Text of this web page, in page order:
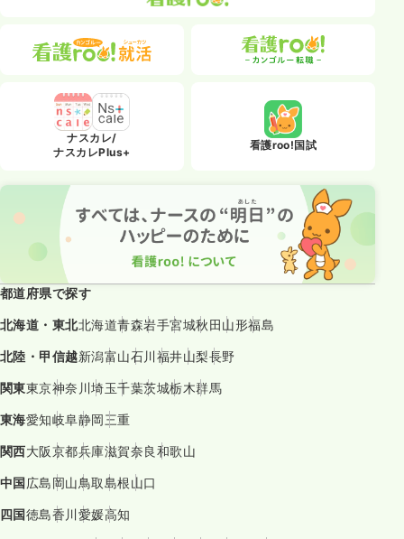
ナスカレ/
ナスカレPlus+
看護roo!国試
都道府県で探す
北海道・東北北海道青森岩手宮城秋田山形福島
北陸・甲信越新潟富山石川福井山梨長野
関東東京神奈川埼玉千葉茨城栃木群馬
東海愛知岐阜静岡三重
関西大阪京都兵庫滋賀奈良和歌山
中国広島岡山鳥取島根山口
四国徳島香川愛媛高知